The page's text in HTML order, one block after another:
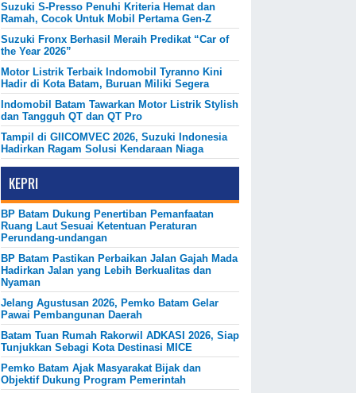
Suzuki S-Presso Penuhi Kriteria Hemat dan
Ramah, Cocok Untuk Mobil Pertama Gen-Z
Suzuki Fronx Berhasil Meraih Predikat “Car of
the Year 2026”
Motor Listrik Terbaik Indomobil Tyranno Kini
Hadir di Kota Batam, Buruan Miliki Segera
Indomobil Batam Tawarkan Motor Listrik Stylish
dan Tangguh QT dan QT Pro
Tampil di GIICOMVEC 2026, Suzuki Indonesia
Hadirkan Ragam Solusi Kendaraan Niaga
KEPRI
BP Batam Dukung Penertiban Pemanfaatan
Ruang Laut Sesuai Ketentuan Peraturan
Perundang-undangan
BP Batam Pastikan Perbaikan Jalan Gajah Mada
Hadirkan Jalan yang Lebih Berkualitas dan
Nyaman
Jelang Agustusan 2026, Pemko Batam Gelar
Pawai Pembangunan Daerah
Batam Tuan Rumah Rakorwil ADKASI 2026, Siap
Tunjukkan Sebagi Kota Destinasi MICE
Pemko Batam Ajak Masyarakat Bijak dan
Objektif Dukung Program Pemerintah